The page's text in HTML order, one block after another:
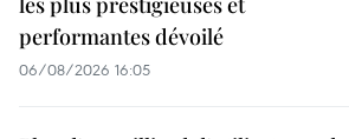
performantes dévoilé
06/08/2026 16:05